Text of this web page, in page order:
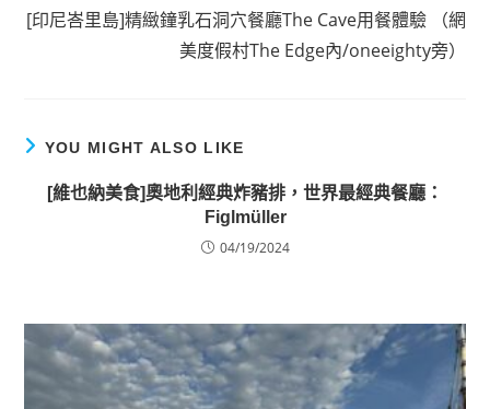
[印尼峇里島]精緻鐘乳石洞穴餐廳The Cave用餐體驗 （網
美度假村The Edge內/oneeighty旁）
YOU MIGHT ALSO LIKE
[維也納美食]奧地利經典炸豬排，世界最經典餐廳：
Figlmüller
04/19/2024